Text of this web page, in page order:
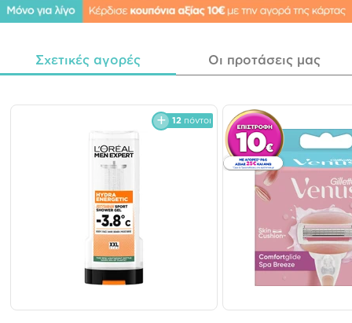
Σχετικές αγορές Οι προτάσεις μας
12 πόντοι